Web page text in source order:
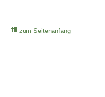
zum Seitenanfang